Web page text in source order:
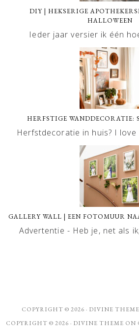
DIY | HEKSERIGE
HALLOWEEN
Ieder jaar versier ik één
HERFSTIGE WANDDECORATIE:
Herfstdecoratie in huis? I love
GALLERY WALL | EEN FOTOMUUR
Advertentie - Heb je, net als
COPYRIGHT © 2026 · DIVINE THEME
COPYRIGHT © 2026 · DIVINE THEME ON